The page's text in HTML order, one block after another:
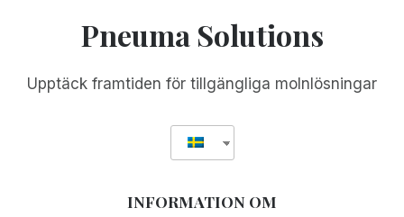
Pneuma Solutions
Upptäck framtiden för tillgängliga molnlösningar
INFORMATION OM